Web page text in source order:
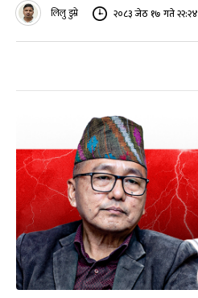
लिलु डुम्रे २०८३ जेठ १७ गते २२:२४